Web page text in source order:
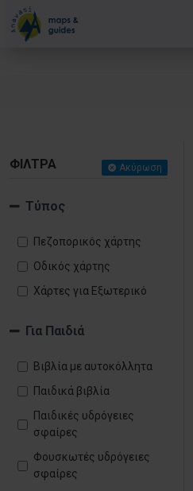
ΦΊΛΤΡΑ Ακύρωση
Τύπος
Πεζοπορικός χάρτης
Οδικός χάρτης
Χάρτες για Εξωτερικό
Για Παιδιά
Βιβλία με αυτοκόλλητα
Παιδικά βιβλία
Παιδικές υδρόγειες
σφαίρες
Φουσκωτές υδρόγειες
σφαίρες